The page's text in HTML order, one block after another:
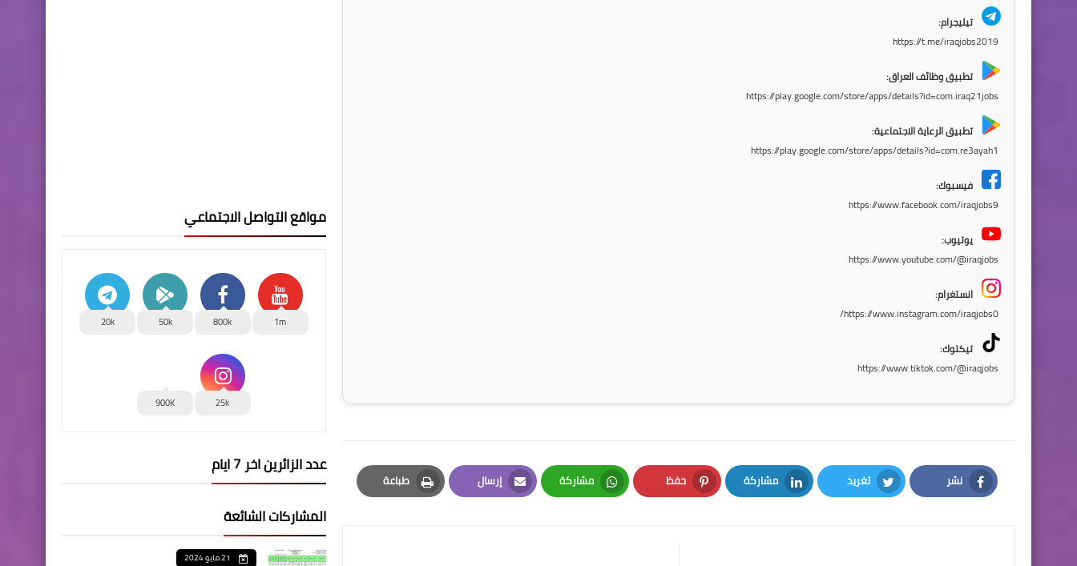
تيليجرام:
https://t.me/iraqjobs2019
تطبيق وظائف العراق:
https://play.google.com/store/apps/details?id=com.iraq21jobs
تطبيق الرعاية الاجتماعية:
https://play.google.com/store/apps/details?id=com.re3ayah1
فيسبوك:
https://www.facebook.com/iraqjobs9
يوتيوب:
https://www.youtube.com/@iraqjobs
انستغرام:
https://www.instagram.com/iraqjobs0/
تيكتوك:
https://www.tiktok.com/@iraqjobs
نشر
Facebook
تغريد
Twitter
مشاركة
LinkedIn
حفظ
Pinterest
مشاركة
Whatsapp
إرسال
Email
طباعة
Print
مواقع التواصل الاجتماعي
1m
800k
50k
20k
25k
900K
عدد الزائرين اخر 7 ايام
المشاركات الشائعة
21 مايو 2024